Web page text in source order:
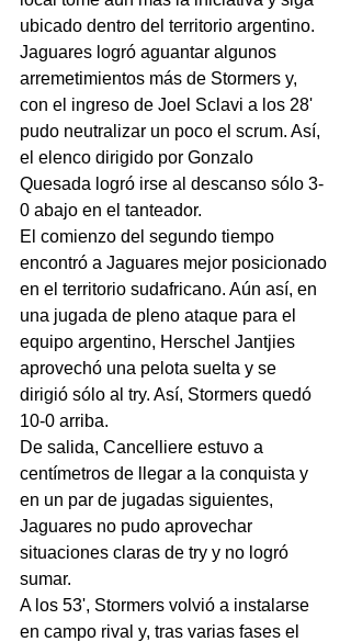
ubicado dentro del territorio argentino.
Jaguares logró aguantar algunos
arremetimientos más de Stormers y,
con el ingreso de Joel Sclavi a los 28'
pudo neutralizar un poco el scrum. Así,
el elenco dirigido por Gonzalo
Quesada logró irse al descanso sólo 3-
0 abajo en el tanteador.
El comienzo del segundo tiempo
encontró a Jaguares mejor posicionado
en el territorio sudafricano. Aún así, en
una jugada de pleno ataque para el
equipo argentino, Herschel Jantjies
aprovechó una pelota suelta y se
dirigió sólo al try. Así, Stormers quedó
10-0 arriba.
De salida, Cancelliere estuvo a
centímetros de llegar a la conquista y
en un par de jugadas siguientes,
Jaguares no pudo aprovechar
situaciones claras de try y no logró
sumar.
A los 53', Stormers volvió a instalarse
en campo rival y, tras varias fases el